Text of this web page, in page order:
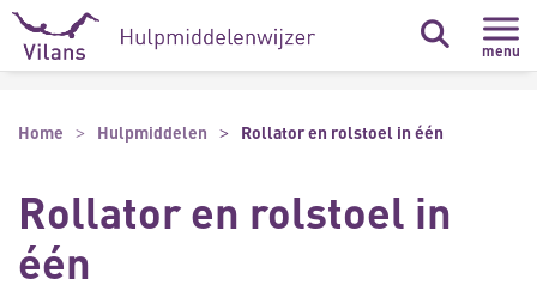
Naar hoofdinhoud
Naar footer
menu
Home Hulpmiddelen Rollator en rolstoel in één
Rollator en rolstoel in
één